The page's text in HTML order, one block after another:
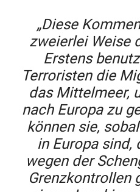
„Diese
zweierlei Weise
Erstens
Terroristen die
das Mittelmeer,
nach Europa zu
können sie,
in Europa sind,
wegen der
Grenzkontrollen